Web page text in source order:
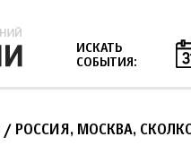
ИСКАТЬ
СОБЫТИЯ:
/ РОССИЯ, МОСКВА,